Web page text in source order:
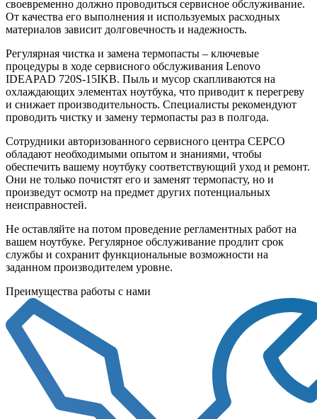
своевременно должно проводиться сервисное обслуживание.
От качества его выполнения и используемых расходных
материалов зависит долговечность и надежность.
Регулярная чистка и замена термопасты – ключевые
процедуры в ходе сервисного обслуживания Lenovo
IDEAPAD 720S-15IKB. Пыль и мусор скапливаются на
охлаждающих элементах ноутбука, что приводит к перегреву
и снижает производительность. Специалисты рекомендуют
проводить чистку и замену термопасты раз в полгода.
Сотрудники авторизованного сервисного центра СЕРСО
обладают необходимыми опытом и знаниями, чтобы
обеспечить вашему ноутбуку соответствующий уход и ремонт.
Они не только почистят его и заменят термопасту, но и
произведут осмотр на предмет других потенциальных
неисправностей.
Не оставляйте на потом проведение регламентных работ на
вашем ноутбуке. Регулярное обслуживание продлит срок
службы и сохранит функциональные возможности на
заданном производителем уровне.
Преимущества работы с нами